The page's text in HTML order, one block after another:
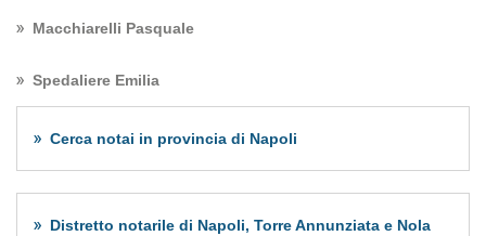
Macchiarelli Pasquale
Spedaliere Emilia
Cerca notai in provincia di Napoli
Distretto notarile di Napoli, Torre Annunziata e Nola